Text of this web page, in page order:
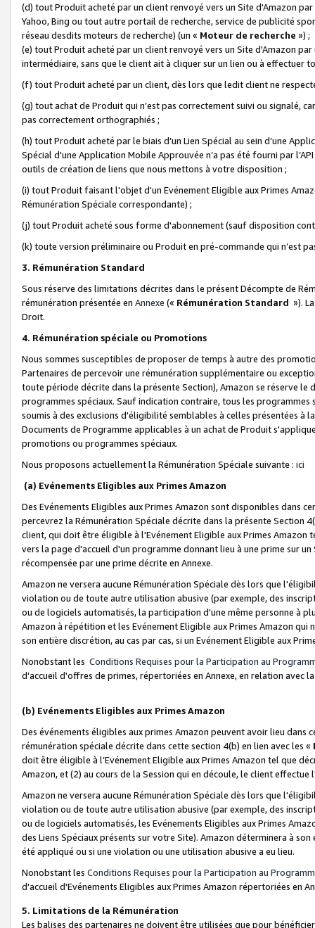
(d) tout Produit acheté par un client renvoyé vers un Site d'Amazon
Yahoo, Bing ou tout autre portail de recherche, service de publicité
réseau desdits moteurs de recherche) (un « Moteur de recherche ») ;
(e) tout Produit acheté par un client renvoyé vers un Site d'Amazon
intermédiaire, sans que le client ait à cliquer sur un lien ou à
(f) tout Produit acheté par un client, dès lors que ledit client ne
(g) tout achat de Produit qui n’est pas correctement suivi ou signalé,
pas correctement orthographiés ;
(h) tout Produit acheté par le biais d’un Lien Spécial au sein d’une
Spécial d'une Application Mobile Approuvée n’a pas été fourni par
outils de création de liens que nous mettons à votre disposition ;
(i) tout Produit faisant l'objet d'un Evénement Eligible aux Primes
Rémunération Spéciale correspondante) ;
(j) tout Produit acheté sous forme d'abonnement (sauf disposition
(k) toute version préliminaire ou Produit en pré-commande qui n’est
3. Rémunération Standard
Sous réserve des limitations décrites dans le présent Décompte de
rémunération présentée en Annexe (« Rémunération Standard »).
Droit.
4. Rémunération spéciale ou Promotions
Nous sommes susceptibles de proposer de temps à autre des
Partenaires de percevoir une rémunération supplémentaire ou
toute période décrite dans la présente Section), Amazon se réserve
programmes spéciaux. Sauf indication contraire, tous les
soumis à des exclusions d'éligibilité semblables à celles présentées à
Documents de Programme applicables à un achat de Produit
promotions ou programmes spéciaux.
Nous proposons actuellement la Rémunération Spéciale suivante : ici
(a) Evénements Eligibles aux Primes Amazon
Des Evénements Eligibles aux Primes Amazon sont disponibles dans
percevrez la Rémunération Spéciale décrite dans la présente Section
client, qui doit être éligible à l'Evénement Eligible aux Primes Amazon
vers la page d'accueil d'un programme donnant lieu à une prime sur
récompensée par une prime décrite en Annexe.
Amazon ne versera aucune Rémunération Spéciale dès lors que
violation ou de toute autre utilisation abusive (par exemple, des
ou de logiciels automatisés, la participation d'une même personne à
Amazon à répétition et les Evénement Eligible aux Primes Amazon qui
son entière discrétion, au cas par cas, si un Evénement Eligible aux
Nonobstant les Conditions Requises pour la Participation au
d'accueil d'offres de primes, répertoriées en Annexe, en relation avec
(b) Evénements Eligibles aux Primes Amazon
Des événements éligibles aux primes Amazon peuvent avoir lieu dans
rémunération spéciale décrite dans cette section 4(b) en lien avec les «
doit être éligible à l’Evénement Eligible aux Primes Amazon tel que
Amazon, et (2) au cours de la Session qui en découle, le client
Amazon ne versera aucune Rémunération Spéciale dès lors que
violation ou de toute autre utilisation abusive (par exemple, des
ou de logiciels automatisés, les Evénements Eligibles aux Primes
des Liens Spéciaux présents sur votre Site). Amazon déterminera à
été appliqué ou si une violation ou une utilisation abusive a eu lieu.
Nonobstant les Conditions Requises pour la Participation au
d'accueil d'Evénements Eligibles aux Primes Amazon répertoriées en
5. Limitations de la Rémunération
Les balises des partenaires ne doivent être utilisées que pour